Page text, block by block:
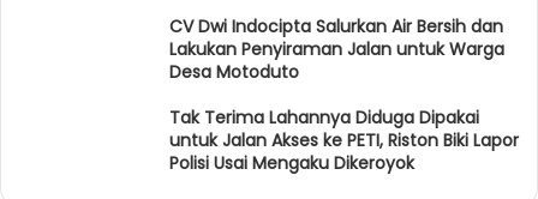
CV Dwi Indocipta Salurkan Air Bersih dan
Lakukan Penyiraman Jalan untuk Warga
Desa Motoduto
Tak Terima Lahannya Diduga Dipakai
untuk Jalan Akses ke PETI, Riston Biki Lapor
Polisi Usai Mengaku Dikeroyok